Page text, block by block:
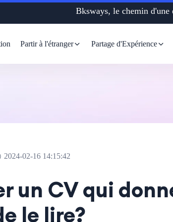
Bksways, le
Partir à l'étranger Partage d'Expérience
2024-02-16 14:15:42
un CV qui
le lire?